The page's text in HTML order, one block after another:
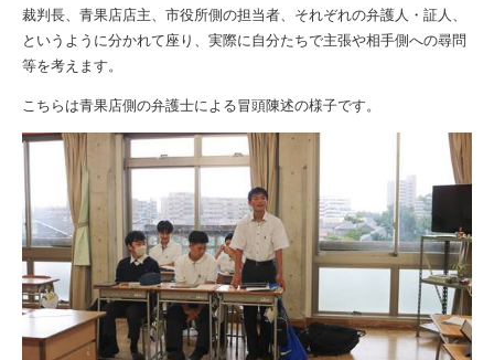
裁判長、青果店店主、市役所側の担当者、それぞれの弁護人・証人、
というように分かれて座り、実際に自分たちで主張や相手側への尋問
等を考えます。
こちらは青果店側の弁護士による冒頭陳述の様子です。